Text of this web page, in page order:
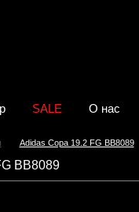
SALE О нас
Adidas Copa 19.2 FG BB8089
BB8089